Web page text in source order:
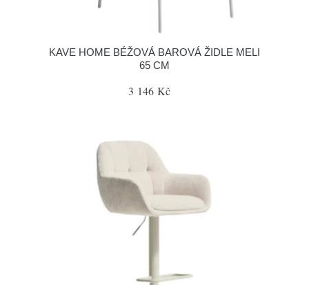
KAVE HOME BÉŽOVÁ BAROVÁ ŽIDLE MELI
65 CM
3 146 Kč